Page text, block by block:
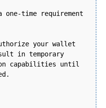
one-time requirement
your wallet
in temporary
capabilities until